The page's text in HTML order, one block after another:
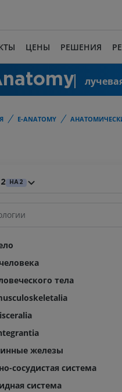
ЦЕНЫ РЕШЕНИЯ
E-ANATOMY
HA2
тела
железы
сосудистая система
система